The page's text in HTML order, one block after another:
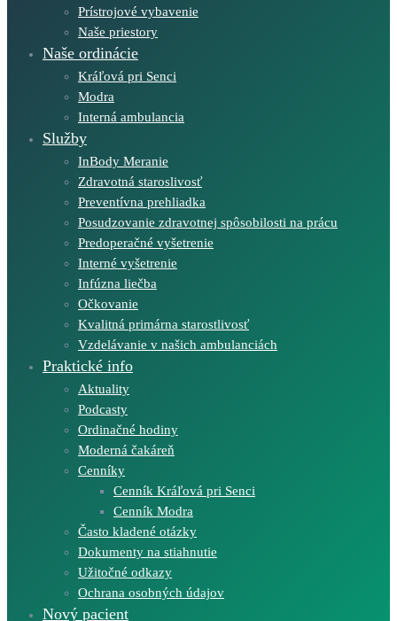
Prístrojové vybavenie
Naše priestory
Naše ordinácie
Kráľová pri Senci
Modra
Interná ambulancia
Služby
InBody Meranie
Zdravotná staroslivosť
Preventívna prehliadka
Posudzovanie zdravotnej spôsobilosti na prácu
Predoperačné vyšetrenie
Interné vyšetrenie
Infúzna liečba
Očkovanie
Kvalitná primárna starostlivosť
Vzdelávanie v našich ambulanciách
Praktické info
Aktuality
Podcasty
Ordinačné hodiny
Moderná čakáreň
Cenníky
Cenník Kráľová pri Senci
Cenník Modra
Často kladené otázky
Dokumenty na stiahnutie
Užitočné odkazy
Ochrana osobných údajov
Nový pacient